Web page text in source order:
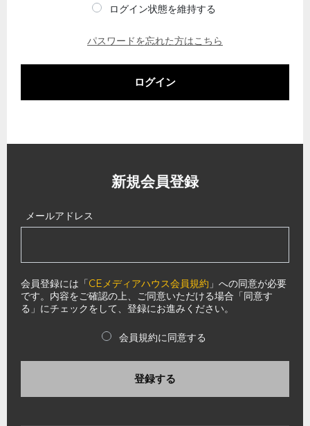
ログイン状態を維持する
パスワードを忘れた方はこちら
ログイン
新規会員登録
メールアドレス
会員登録には「CEメディアハウス会員規約 」への同意が必要
です。内容をご確認の上、ご同意いただける場合「同意す
る」にチェックをして、登録にお進みください。
会員規約に同意する
登録する